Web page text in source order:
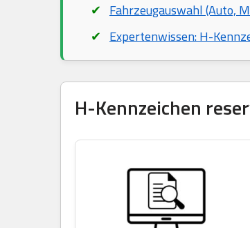
Fahrzeugauswahl (Auto,
Expertenwissen: H-
H-Kennzeichen